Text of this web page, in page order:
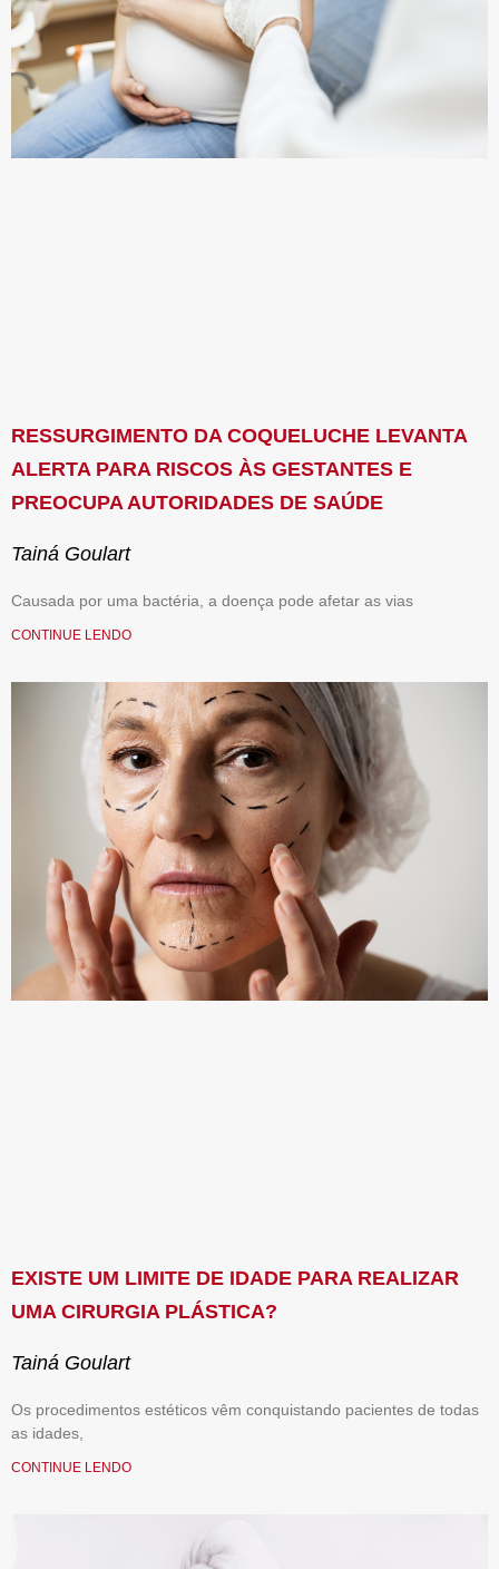
RESSURGIMENTO DA COQUELUCHE LEVANTA
ALERTA PARA RISCOS ÀS GESTANTES E
PREOCUPA AUTORIDADES DE SAÚDE
Tainá Goulart
Causada por uma bactéria, a doença pode afetar as vias
CONTINUE LENDO
EXISTE UM LIMITE DE IDADE PARA REALIZAR
UMA CIRURGIA PLÁSTICA?
Tainá Goulart
Os procedimentos estéticos vêm conquistando pacientes de todas
as idades,
CONTINUE LENDO